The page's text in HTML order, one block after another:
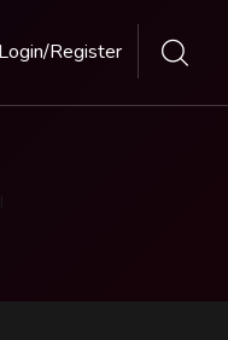
Login/Register